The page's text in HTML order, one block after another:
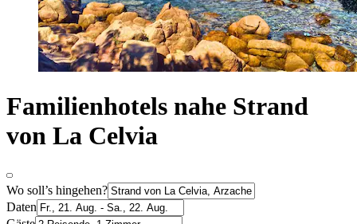
Familienhotels nahe Strand
von La Celvia
Wo soll’s hingehen?
Daten